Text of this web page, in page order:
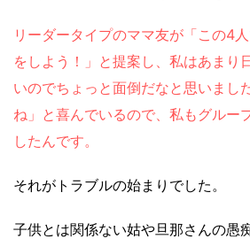
リーダータイプのママ友が「この4
をしよう！」と提案し、私はあまり
いのでちょっと面倒だなと思いまし
ね」と喜んでいるので、私もグルー
したんです。
それがトラブルの始まりでした。
子供とは関係ない姑や旦那さんの愚